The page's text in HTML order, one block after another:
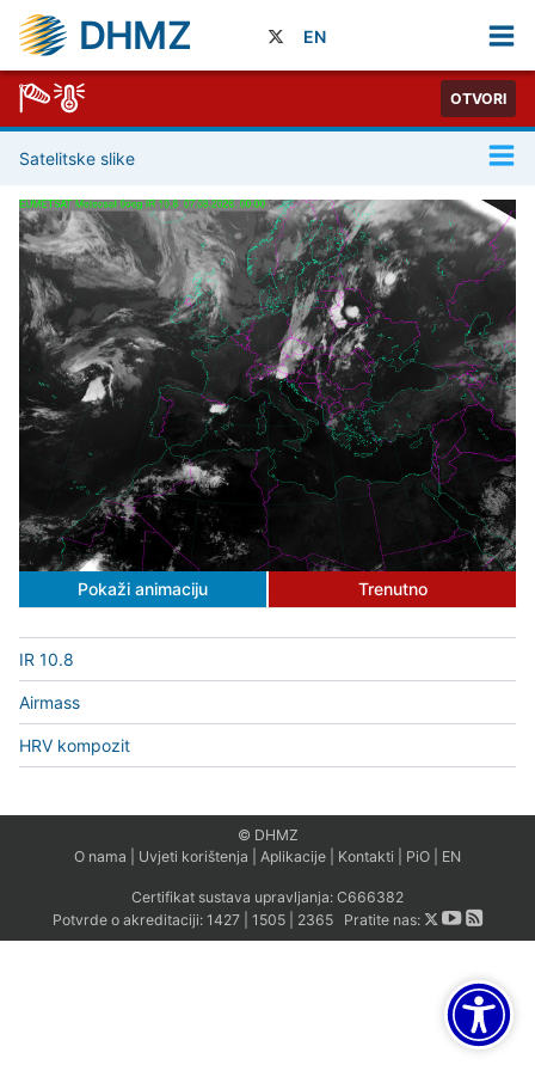
DHMZ EN
OTVORI
Satelitske slike
Pokaži animaciju Trenutno
IR 10.8
Airmass
HRV kompozit
© DHMZ
O nama
Uvjeti korištenja Aplikacije Kontakti PiO EN
Certifikat sustava upravljanja: C666382
Potvrde o akreditaciji: 1427| 1505| 2365Pratite nas: